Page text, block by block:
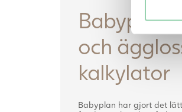
Babyplan
och
kalkylator
Babyplan har gjort det